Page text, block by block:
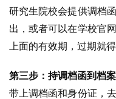
研究生院校会提供调档
出，或者可以在学校官
上面的有效期，过期就
第三步：持调档函到档
带上调档函和身份证，